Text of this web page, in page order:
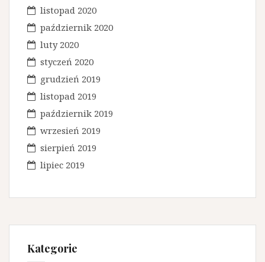
listopad 2020
październik 2020
luty 2020
styczeń 2020
grudzień 2019
listopad 2019
październik 2019
wrzesień 2019
sierpień 2019
lipiec 2019
Kategorie